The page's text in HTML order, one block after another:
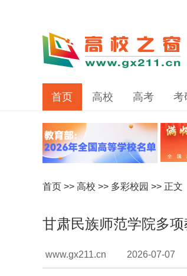
首页 高校 高考 考
首页 >> 高校 >> 多彩校园 >> 正文
甘肃民族师范学院多
www.gx211.cn 2026-07-07